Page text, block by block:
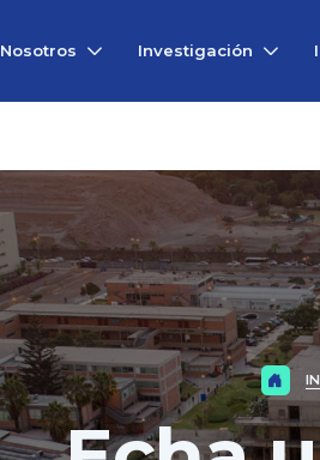
Nosotros Investigación